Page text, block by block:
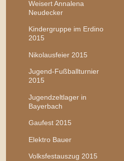
Weisert Annalena
Neudecker
Kindergruppe im Erdino
2015
Nikolausfeier 2015
Jugend-Fußballturnier
2015
Jugendzeltlager in
Bayerbach
Gaufest 2015
Elektro Bauer
Volksfestauszug 2015